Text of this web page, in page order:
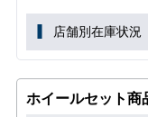
店舗別在庫状況
ホイールセット商